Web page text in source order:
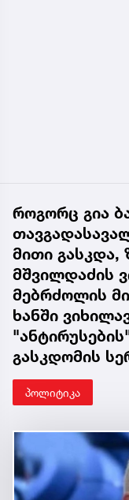
როგორც გია
მითი გასკდა,
მშვილდაძის
მებრძოლის
ხანში
გასკდომის
პოლიტიკა